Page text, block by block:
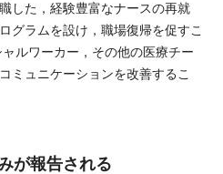
した，経験豊富なナースの再就
グラムを設け，職場復帰を促すこ
ルワーカー，その他の医療チー
ミュニケーションを改善するこ
が報告される